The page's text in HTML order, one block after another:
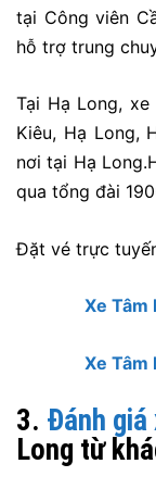
tại Công viên
hỗ trợ trung
Tại Hạ Long,
Kiêu, Hạ Long,
nơi tại Hạ
qua tổng đài
Đặt vé trực
Xe Tâm
Xe Tâm
3. Đánh giá
Long từ